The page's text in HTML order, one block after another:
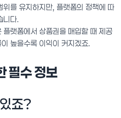
위를 유지하지만, 플랫폼의 정책에 따
니다.
플랫폼에서 상품권을 매입할 때 제공
높을수록 이익이 커지겠죠.
필수 정보
죠?